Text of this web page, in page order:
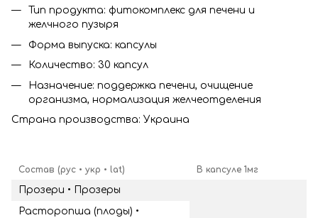
Тип продукта: фитокомплекс для печени и
желчного пузыря
Форма выпуска: капсулы
Количество: 30 капсул
Назначение: поддержка печени, очищение
организма, нормализация желчеотделения
Страна производства: Украина
Состав (рус • укр • lat) В капсуле 1мг
Прозери • Прозеры
Расторопша (плоды) •